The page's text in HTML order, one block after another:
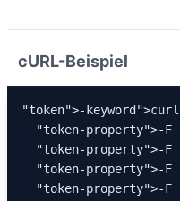
cURL-Beispiel
"token">-keyword ">curl
"token-property">-F
"token-property">-F
"token-property">-F
"token-property">-F